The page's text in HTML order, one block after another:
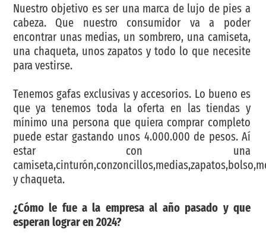
Nuestro objetivo es ser una marca de lujo de pies a
cabeza. Que nuestro consumidor va a poder
encontrar unas medias, un sombrero, una camiseta,
una chaqueta, unos zapatos y todo lo que necesite
para vestirse.
Tenemos gafas exclusivas y accesorios. Lo bueno es
que ya tenemos toda la oferta en las tiendas y
mínimo una persona que quiera comprar completo
puede estar gastando unos 4.000.000 de pesos. Aí
estar con una
y chaqueta.
¿Cómo le fue a la empresa al año pasado y que
esperan lograr en 2024?